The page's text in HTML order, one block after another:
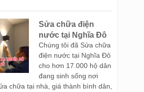
Sửa chữa điện
nước tại Nghĩa Đô
Chúng tôi đã Sửa chữa
điện nước tại Nghĩa Đô
cho hơn 17.000 hộ dân
đang sinh sống nơi
chữa tại nhà, giá thành bình dân,